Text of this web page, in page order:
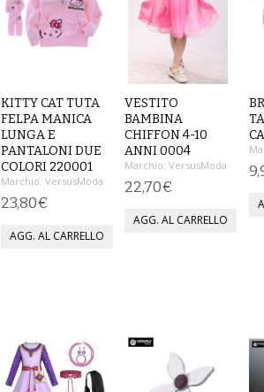
KITTY CAT TUTA
FELPA MANICA
LUNGA E
PANTALONI DUE
COLORI 220001
Marchio: VersusModa
23,80€
VESTITO
BAMBINA
CHIFFON 4-10
ANNI 0004
Marchio: VersusModa
22,70€